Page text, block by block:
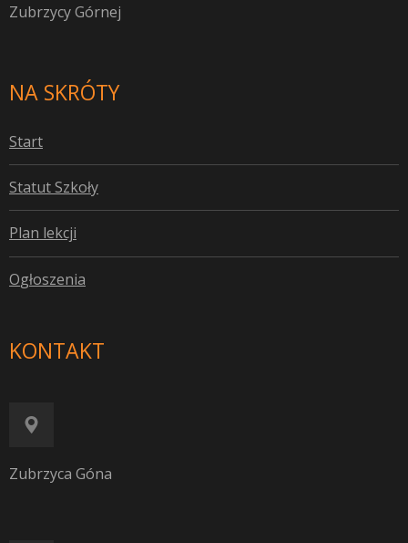
Zubrzycy Górnej
NA SKRÓTY
Start
Statut Szkoły
Plan lekcji
Ogłoszenia
KONTAKT
Zubrzyca Góna